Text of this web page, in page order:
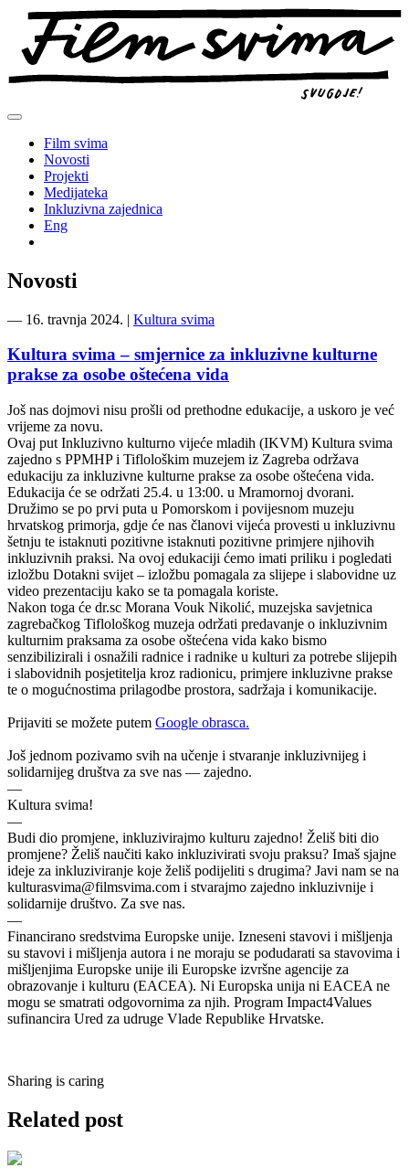
Preskoči
sadržaj
Film svima
Novosti
Projekti
Medijateka
Inkluzivna zajednica
Eng
Novosti
― 16. travnja 2024. | Kultura svima
Kultura svima – smjernice za inkluzivne kulturne
prakse za osobe oštećena vida
Još nas dojmovi nisu prošli od prethodne edukacije, a uskoro je već
vrijeme za novu.
Ovaj put Inkluzivno kulturno vijeće mladih (IKVM) Kultura svima
zajedno s PPMHP i Tiflološkim muzejem iz Zagreba održava
edukaciju za inkluzivne kulturne prakse za osobe oštećena vida.
Edukacija će se održati 25.4. u 13:00. u Mramornoj dvorani.
Družimo se po prvi puta u Pomorskom i povijesnom muzeju
hrvatskog primorja, gdje će nas članovi vijeća provesti u inkluzivnu
šetnju te istaknuti pozitivne istaknuti pozitivne primjere njihovih
inkluzivnih praksi. Na ovoj edukaciji ćemo imati priliku i pogledati
izložbu Dotakni svijet – izložbu pomagala za slijepe i slabovidne uz
video prezentaciju kako se ta pomagala koriste.
Nakon toga će dr.sc Morana Vouk Nikolić, muzejska savjetnica
zagrebačkog Tiflološkog muzeja održati predavanje o inkluzivnim
kulturnim praksama za osobe oštećena vida kako bismo
senzibilizirali i osnažili radnice i radnike u kulturi za potrebe slijepih
i slabovidnih posjetitelja kroz radionicu, primjere inkluzivne prakse
te o mogućnostima prilagodbe prostora, sadržaja i komunikacije.
Prijaviti se možete putem Google obrasca.
Još jednom pozivamo svih na učenje i stvaranje inkluzivnijeg i
solidarnijeg društva za sve nas — zajedno.
—
Kultura svima!
—
Budi dio promjene, inkluzivirajmo kulturu zajedno! Želiš biti dio
promjene? Želiš naučiti kako inkluzivirati svoju praksu? Imaš sjajne
ideje za inkluziviranje koje želiš podijeliti s drugima? Javi nam se na
kulturasvima@filmsvima.com i stvarajmo zajedno inkluzivnije i
solidarnije društvo. Za sve nas.
—
Financirano sredstvima Europske unije. Izneseni stavovi i mišljenja
su stavovi i mišljenja autora i ne moraju se podudarati sa stavovima i
mišljenjima Europske unije ili Europske izvršne agencije za
obrazovanje i kulturu (EACEA). Ni Europska unija ni EACEA ne
mogu se smatrati odgovornima za njih. Program Impact4Values
sufinancira Ured za udruge Vlade Republike Hrvatske.
Sharing is caring
Related post